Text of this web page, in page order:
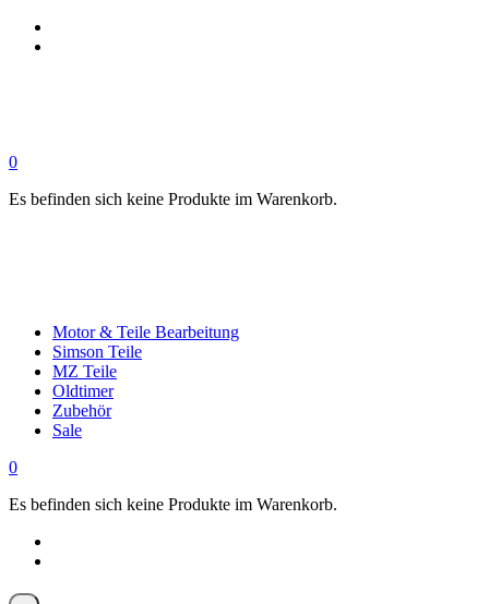
0
Es befinden sich keine Produkte im Warenkorb.
Motor & Teile Bearbeitung
Simson Teile
MZ Teile
Oldtimer
Zubehör
Sale
0
Es befinden sich keine Produkte im Warenkorb.